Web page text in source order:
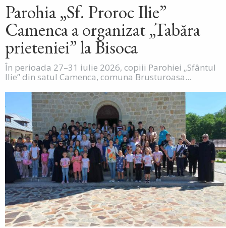
Parohia „Sf. Proroc Ilie”
Camenca a organizat „Tabăra
prieteniei” la Bisoca
În perioada 27–31 iulie 2026, copiii Parohiei „Sfântul
Ilie” din satul Camenca, comuna Brusturoasa...